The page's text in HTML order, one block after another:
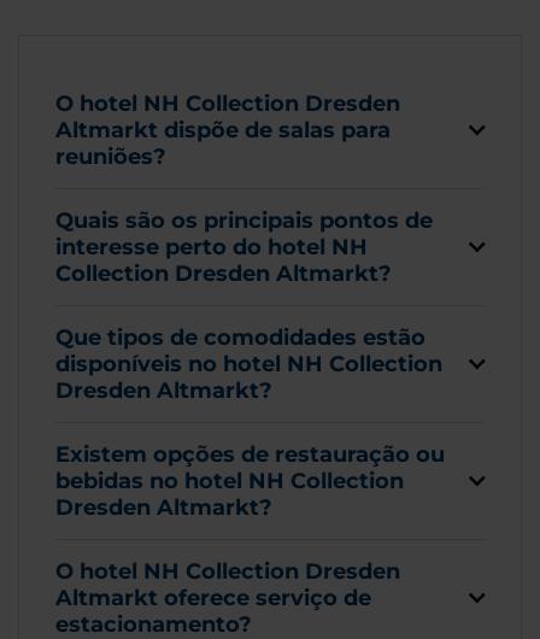
O hotel NH Collection Dresden
Altmarkt dispõe de salas para
reuniões?
Quais são os principais pontos de
interesse perto do hotel NH
Collection Dresden Altmarkt?
Que tipos de comodidades estão
disponíveis no hotel NH Collection
Dresden Altmarkt?
Existem opções de restauração ou
bebidas no hotel NH Collection
Dresden Altmarkt?
O hotel NH Collection Dresden
Altmarkt oferece serviço de
estacionamento?